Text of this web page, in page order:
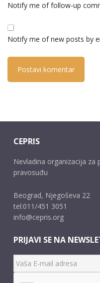
Notify me of follow-up
Notify me of new posts by
CEPRIS
Nevladina organizacija za
pravosuđu
Beograd, Njegoševa 22
tel:011/451 3051
info@cepris.org
PRIJAVI SE NA